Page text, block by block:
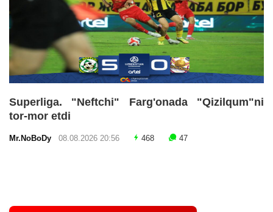
Superliga. "Neftchi" Farg'onada "Qizilqum"ni
tor-mor etdi
Mr.NoBoDy 08.08.2026 20:56 468 47